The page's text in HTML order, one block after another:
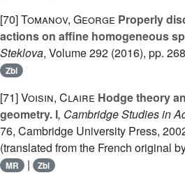
[70]Tomanov, George Properly
actions on affine homogeneous
Steklova, Volume 292 (2016), pp.
Zbl
[71]Voisin, Claire Hodge theory
geometry. I, Cambridge Studies in
76, Cambridge University Press,
(translated from the French original
MR | Zbl